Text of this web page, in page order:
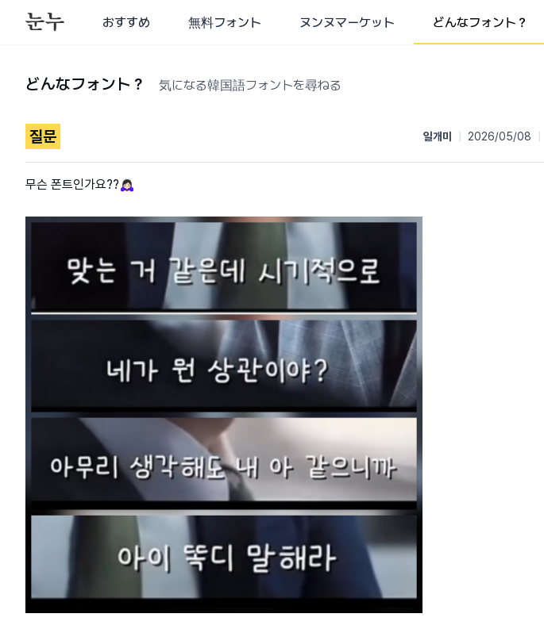
おすすめ 無料フォント ヌンヌマーケット どんなフォント？
どんなフォント？ 気になる韓国語フォントを尋ねる
질문 일개미 2026/05/08
무슨 폰트인가요??🙇🏻‍♀️